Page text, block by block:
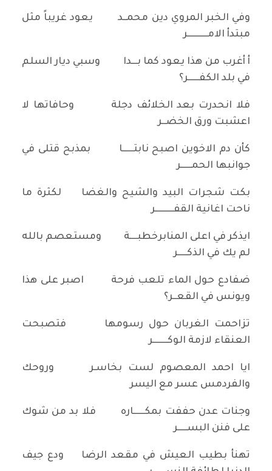
وفي الخبر المروي دين محمــد يعود غريباً مثل
مبتدأ الامـــــــــــر
أ أغرب من هذا يعود كما بـــدا وسبي ديار السلم
في بلد الكفــــــر؟
فلا انحدرت بعد الخلائف دجلة وحافاتها لا
اعشبت ورق الخضــر
كأن دم الاخوين اصبح نابتــــــا بمذبح قتلى في
جوانبها الحمــــــر
بكت شجرات البيد والشيح والغضا لكثرة ما
ناحت اغانية القفــــــــــر
ايذكر في اعلى المنابرخطبــــة ومستعصم بالله
لم يك في الذكـــــر
ضفادع حول الماء تلعب فرحة اصبر على هذا
ويونس في القعــر؟
تزاحمت الغربان حول رسومها فتصبحت
العنقاء لازمة الوكــــــــر
ايا احمد المعصوم لست بخاسـر وروحك
والفردمس عسر مع اليسر
وجنات عدن حففت بمكــــــاره فلا بد من شوك
على فنن البســـــر
تهنأ بطيب العيش في مقعد الرضا ودع جيف